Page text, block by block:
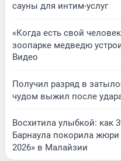
сауны для интим-услуг
«Когда есть свой
зоопарке медведю
Видео
Получил разряд в
чудом выжил после
Восхитила улыбкой: как
Барнаула покорила
2026» в Малайзии